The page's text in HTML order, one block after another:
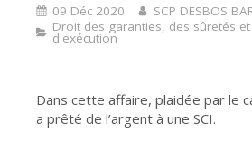
09 Déc 2020
SCP DESBOS
Droit des garanties, des sûretés
d'exécution
Dans cette affaire, plaidée par le
a prêté de l’argent à une SCI.